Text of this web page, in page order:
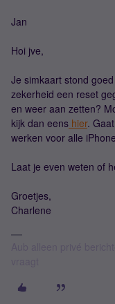
Jan
Hoi jve,
Je simkaart stond
zekerheid een reset
en weer aan zetten?
kijk dan eens hier.
werken voor alle
Laat je even weten of
Groetjes,
Charlene